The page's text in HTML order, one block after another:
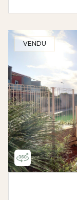
VENDU